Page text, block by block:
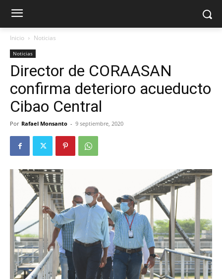
Inicio Noticias
Noticias
Director de CORAASAN
confirma deterioro acueducto
Cibao Central
Por Rafael Monsanto - 9 septiembre, 2020